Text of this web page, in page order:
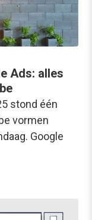
Ads: alles
stond één
vormen
Google